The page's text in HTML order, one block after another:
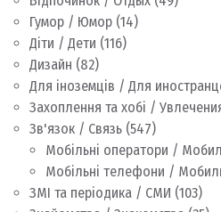
Гумор / Юмор (14)
Діти / Дети (116)
Дизайн (82)
Для іноземців / Для
Захоплення та хобі /
Зв'язок / Связь (547)
Мобільні оператори /
Мобільні телефони /
ЗМІ та періодика / СМИ (103)